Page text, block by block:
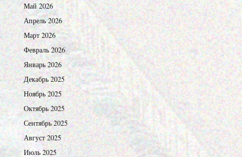
Май 2026
Апрель 2026
Март 2026
Февраль 2026
Январь 2026
Декабрь 2025
Ноябрь 2025
Октябрь 2025
Сентябрь 2025
Август 2025
Июль 2025